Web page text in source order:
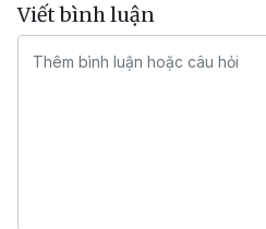
Viết bình luận